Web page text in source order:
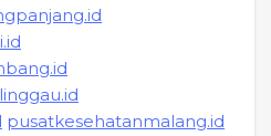
pusatkesehatanmalang.id